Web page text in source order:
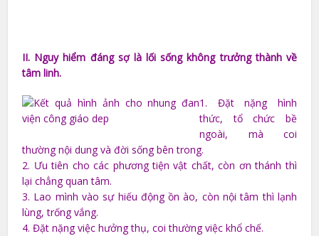
II. Nguy hiểm đáng sợ là lối sống không trưởng thành về
tâm linh.
1. Đặt nặng hình
thức, tổ chức bề
ngoài, mà coi
thường nội dung và đời sống bên trong.
2. Ưu tiên cho các phương tiện vật chất, còn ơn thánh thì
lại chẳng quan tâm.
3. Lao mình vào sự hiếu động ồn ào, còn nội tâm thì lạnh
lùng, trống vắng.
4. Đặt nặng việc hưởng thụ, coi thường việc khổ chế.